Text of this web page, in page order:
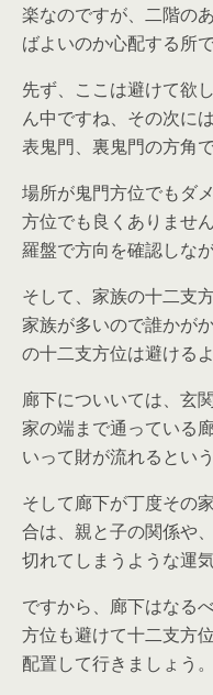
楽なのですが、二階の
ばよいのか心配する所で
先ず、ここは避けて欲
ん中ですね、その次に
表鬼門、裏鬼門の方角で
場所が鬼門方位でもダ
方位でも良くありません
羅盤で方向を確認しな
そして、家族の十二支
家族が多いので誰かが
の十二支方位は避ける
廊下についいては、玄
家の端まで通っている
いって財が流れるとい
そして廊下が丁度その
合は、親と子の関係や
切れてしまうような運
ですから、廊下はなる
方位も避けて十二支方
配置して行きましょう。